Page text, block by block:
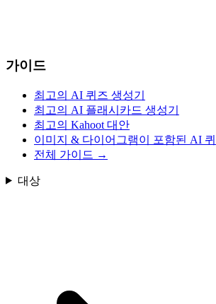
가이드
최고의 AI 퀴즈 생성기
최고의 AI 플래시카드 생성기
최고의 Kahoot 대안
이미지 & 다이어그램이 포함된 AI
전체 가이드 →
대상